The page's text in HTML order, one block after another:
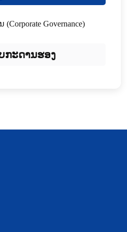
Governance)
ະດານຮອງ